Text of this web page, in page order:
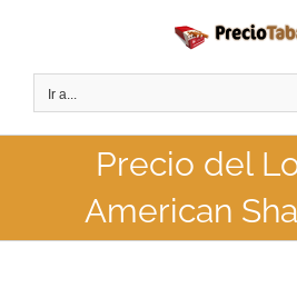
contenido
Ir a...
Precio del
American